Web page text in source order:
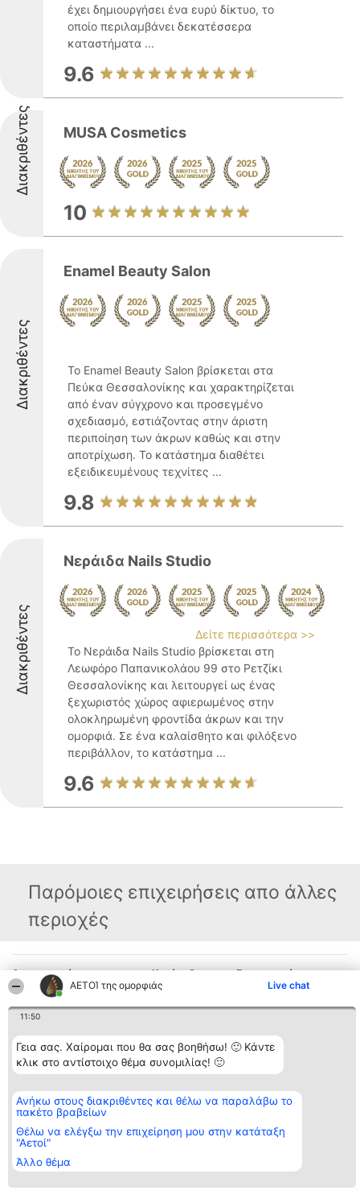
ΑΕΤΟΊ της ομορφιάς Live chat
11:50
Γεια σας. Χαίρομαι που θα σας βοηθήσω! 🙂 Κάντε
κλικ στο αντίστοιχο θέμα συνομιλίας! 🙂
Ανήκω στους διακριθέντες και θέλω να παραλάβω το
πακέτο βραβείων
Θέλω να ελέγξω την επιχείρηση μου στην κατάταξη
"Αετοί"
Άλλο θέμα
έχει δημιουργήσει ένα ευρύ δίκτυο, το
οποίο περιλαμβάνει δεκατέσσερα
καταστήματα ...
9.6
Διακριθέντες MUSA Cosmetics
10
Διακριθέντες
Enamel Beauty Salon
Το Enamel Beauty Salon βρίσκεται στα
Πεύκα Θεσσαλονίκης και χαρακτηρίζεται
από έναν σύγχρονο και προσεγμένο
σχεδιασμό, εστιάζοντας στην άριστη
περιποίηση των άκρων καθώς και στην
αποτρίχωση. Το κατάστημα διαθέτει
εξειδικευμένους τεχνίτες ...
9.8
Διακριθέντες
Νεράιδα Nails Studio
Δείτε περισσότερα >>
Το Νεράιδα Nails Studio βρίσκεται στη
Λεωφόρο Παπανικολάου 99 στο Ρετζίκι
Θεσσαλονίκης και λειτουργεί ως ένας
ξεχωριστός χώρος αφιερωμένος στην
ολοκληρωμένη φροντίδα άκρων και την
ομορφιά. Σε ένα καλαίσθητο και φιλόξενο
περιβάλλον, το κατάστημα ...
9.6
Παρόμοιες επιχειρήσεις απο άλλες
περιοχές
Διοργανωτής της
κατάταξης
BEAUTIFUL COMPANY
Μονοπρόσωπη ΙΚΕ
ΤΗΛ. ΕΠΙΚΟΙΝΩΝΙΑΣ:
email:
aetoi@beautifulcompany.co
Κατάταξη
Διακριθέντες
των
Όροι &
προϋποθέσεις
ΠΟΛΙΤΙΚΗ
Επικοινωνία
Επικοινωνία